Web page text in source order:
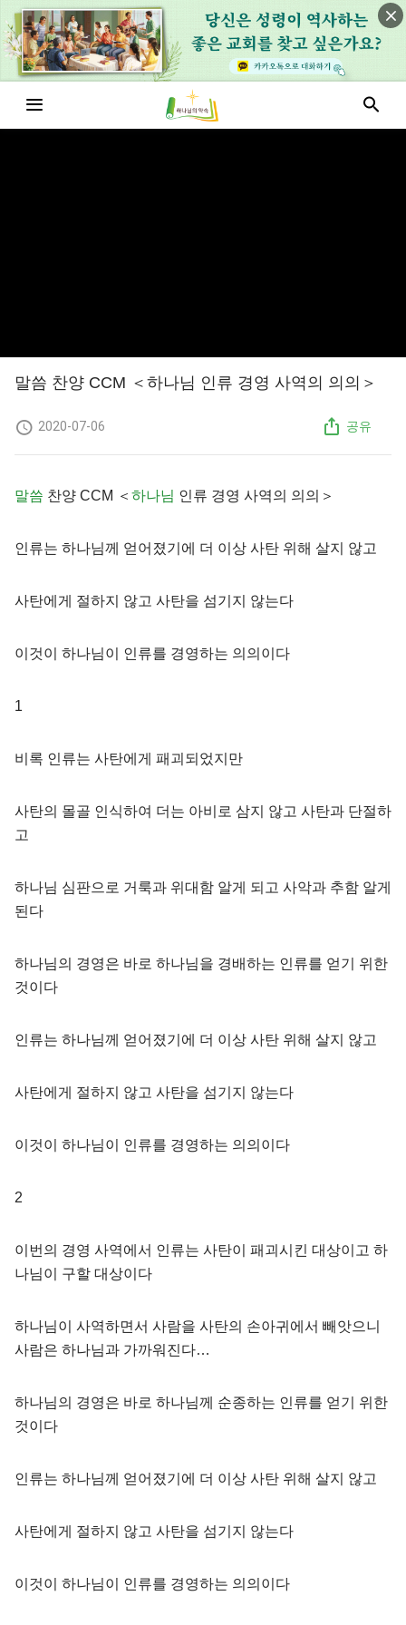
말씀 찬양 CCM ＜하나님 인류 경영 사역의 의의＞
2020-07-06 공유
말씀 찬양 CCM ＜ 하나님 인류 경영 사역의 의의＞
인류는 하나님께 얻어졌기에 더 이상 사탄 위해 살지 않고
사탄에게 절하지 않고 사탄을 섬기지 않는다
이것이 하나님이 인류를 경영하는 의의이다
1
비록 인류는 사탄에게 패괴되었지만
사탄의 몰골 인식하여 더는 아비로 삼지 않고 사탄과 단절하
고
하나님 심판으로 거룩과 위대함 알게 되고 사악과 추함 알게
된다
하나님의 경영은 바로 하나님을 경배하는 인류를 얻기 위한
것이다
인류는 하나님께 얻어졌기에 더 이상 사탄 위해 살지 않고
사탄에게 절하지 않고 사탄을 섬기지 않는다
이것이 하나님이 인류를 경영하는 의의이다
2
이번의 경영 사역에서 인류는 사탄이 패괴시킨 대상이고 하
나님이 구할 대상이다
하나님이 사역하면서 사람을 사탄의 손아귀에서 빼앗으니
사람은 하나님과 가까워진다…
하나님의 경영은 바로 하나님께 순종하는 인류를 얻기 위한
것이다
인류는 하나님께 얻어졌기에 더 이상 사탄 위해 살지 않고
사탄에게 절하지 않고 사탄을 섬기지 않는다
이것이 하나님이 인류를 경영하는 의의이다